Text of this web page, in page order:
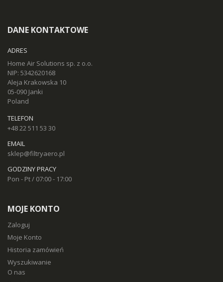
DANE KONTAKTOWE
ADRES
Home Air Solutions sp. z o.o.
NIP: 5342620168
Aleja Krakowska 10
05-090 Janki
Poland
TELEFON
+48 22 511 53 30
EMAIL
sklep@filtryaero.pl
GODZINY PRACY
Pon - Pt / 07:00 - 17:00
MOJE KONTO
Zaloguj
Moje Konto
Historia zamówień
Wyszukiwanie
O nas